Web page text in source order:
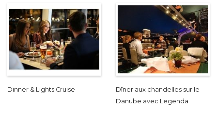
Dinner & Lights Cruise
Dîner aux chandelles sur le
Danube avec Legenda